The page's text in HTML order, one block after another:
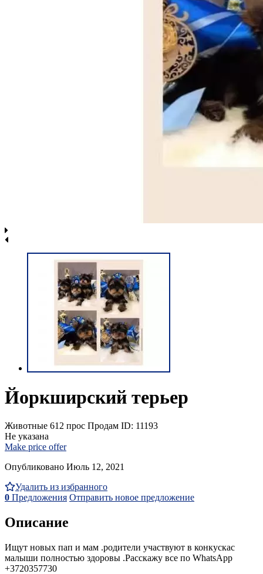
Йоркширский терьер
Животные 612 прос Продам ID: 11193
Не указана
Make price offer
Опубликовано Июль 12, 2021
Удалить из избранного
0 Предложения Отправить новое предложение
Описание
Ищут новых пап и мам .родители участвуют в конкускас
малыши полностью здоровы .Расскажу все по WhatsApp
+3720357730